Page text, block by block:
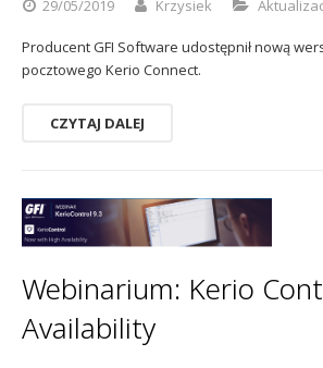
29/05/2019 Krzysiek
Producent GFI Software udostępnił nową
pocztowego Kerio Connect.
CZYTAJ DALEJ
Webinarium: Kerio
Availability